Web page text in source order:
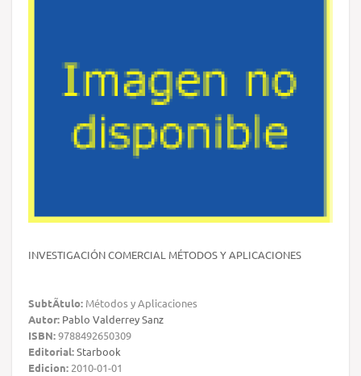
INVESTIGACIÓN COMERCIAL MÉTODOS Y APLICACIONES
SubtÃ­tulo: Métodos y Aplicaciones
Autor: Pablo Valderrey Sanz
ISBN:9788492650309
Editorial:Starbook
Edicion: 2010-01-01